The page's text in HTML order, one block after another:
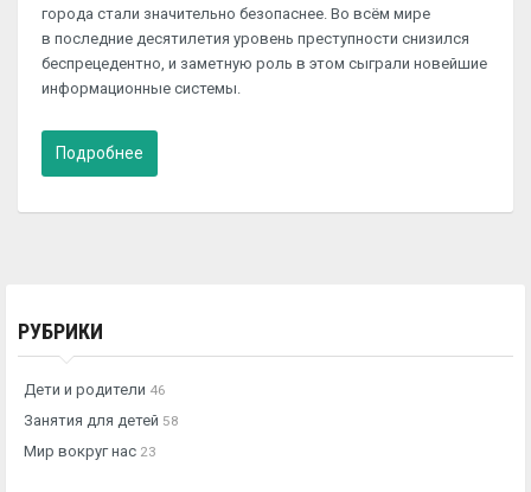
города стали значительно безопаснее. Во всём мире
в последние десятилетия уровень преступности снизился
беспрецедентно, и заметную роль в этом сыграли новейшие
информационные системы.
Подробнее
РУБРИКИ
Дети и родители 46
Занятия для детей 58
Мир вокруг нас 23